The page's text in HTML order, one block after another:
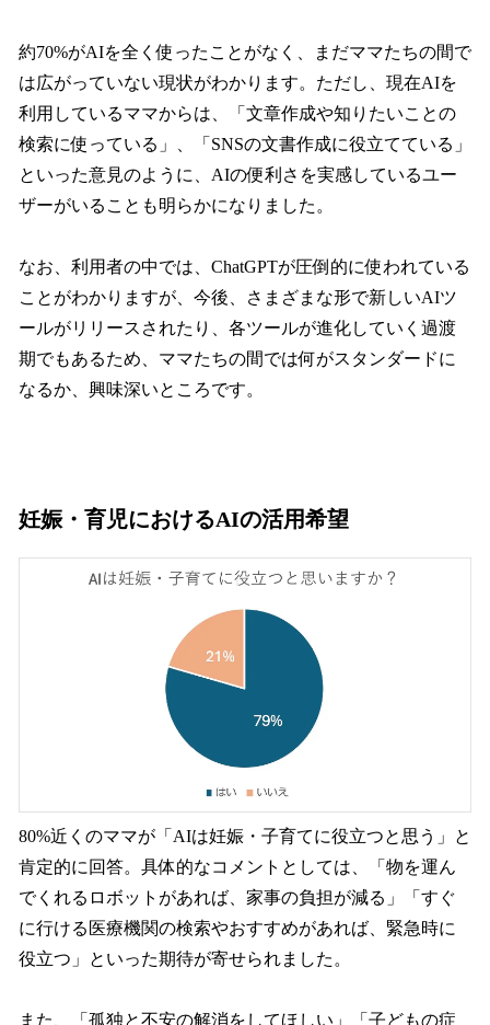
約70%がAIを全く使ったことがなく、まだママたちの間で
は広がっていない現状がわかります。ただし、現在AIを
利用しているママからは、「文章作成や知りたいことの
検索に使っている」、「SNSの文書作成に役立てている」
といった意見のように、AIの便利さを実感しているユー
ザーがいることも明らかになりました。
なお、利用者の中では、ChatGPTが圧倒的に使われている
ことがわかりますが、今後、さまざまな形で新しいAIツ
ールがリリースされたり、各ツールが進化していく過渡
期でもあるため、ママたちの間では何がスタンダードに
なるか、興味深いところです。
妊娠・育児におけるAIの活用希望
80%近くのママが「AIは妊娠・子育てに役立つと思う」と
肯定的に回答。具体的なコメントとしては、「物を運ん
でくれるロボットがあれば、家事の負担が減る」「すぐ
に行ける医療機関の検索やおすすめがあれば、緊急時に
役立つ」といった期待が寄せられました。
また、「孤独と不安の解消をしてほしい」「子どもの症